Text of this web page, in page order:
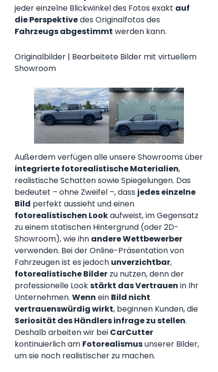
jeder einzelne Blickwinkel des Fotos exakt auf
die Perspektivedes Originalfotos des
Fahrzeugs abgestimmt werden kann.
Originalbilder | Bearbeitete Bilder mit virtuellem
Showroom
Außerdem verfügen alle unsere Showrooms über
integrierte fotorealistische Materialien,
realistische Schatten sowie Spiegelungen. Das
bedeutet – ohne Zweifel –, dass jedes einzelne
Bild perfekt aussieht und einen
fotorealistischen Lookaufweist, im Gegensatz
zu einem statischen Hintergrund (oder 2D-
Showroom), wie ihn andere Wettbewerber
verwenden. Bei der Online-Präsentation von
Fahrzeugen ist es jedoch unverzichtbar,
fotorealistische Bilder zu nutzen, denn der
professionelle Lookstärkt das Vertrauen in Ihr
Unternehmen. Wenn ein Bild nicht
vertrauenswürdig wirkt, beginnen Kunden, die
Seriosität des Händlers infrage zu stellen.
Deshalb arbeiten wir bei CarCutter
kontinuierlich am Fotorealismusunserer Bilder,
um sie noch realistischer zu machen.